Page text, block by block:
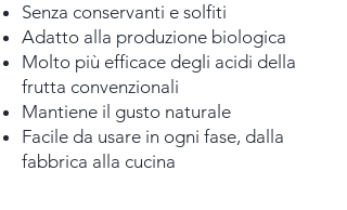
Senza conservanti e solfiti
Adatto alla produzione biologica
Molto più efficace degli acidi della
frutta convenzionali
Mantiene il gusto naturale
Facile da usare in ogni fase, dalla
fabbrica alla cucina